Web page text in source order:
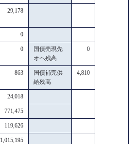
29,178
0
0
国債売現先
オペ残高
0
863
国債補完供
給残高
4,810
24,018
771,475
119,626
1,015,195